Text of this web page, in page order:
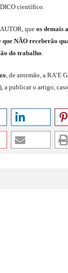
científico.
que os demais
que NÃOreceberão
do trabalho
de antemão, a RA’E
), a publicar o artigo,